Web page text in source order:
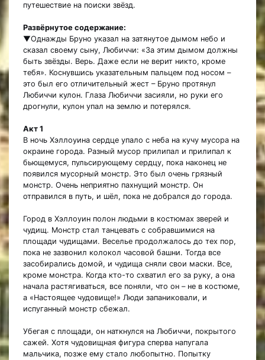
путешествие на поиски звёзд.
Развёрнутое содержание:
▼Однажды Бруно указал на затянутое дымом небо и
сказал своему сыну, Любиччи: «За этим дымом должны
быть звёзды. Верь. Даже если не верит никто, кроме
тебя». Коснувшись указательным пальцем под носом –
это был его отличительный жест – Бруно протянул
Любиччи кулон. Глаза Любиччи засияли, но руки его
дрогнули, кулон упал на землю и потерялся.
Акт 1
В ночь Хэллоуина сердце упало с неба на кучу мусора на
окраине города. Разный мусор прилипал и прилипал к
бьющемуся, пульсирующему сердцу, пока наконец не
появился мусорный монстр. Это был очень грязный
монстр. Очень неприятно пахнущий монстр. Он
отправился в путь, и шёл, пока не добрался до города.
Город в Хэллоуин полон людьми в костюмах зверей и
чудищ. Монстр стал танцевать с собравшимися на
площади чудищами. Веселье продолжалось до тех пор,
пока не зазвонил колокол часовой башни. Тогда все
засобирались домой, и чудища сняли свои маски. Все,
кроме монстра. Когда кто-то схватил его за руку, а она
начала растягиваться, все поняли, что он – не в костюме,
а «Настоящее чудовище!» Люди запаниковали, и
испуганный монстр сбежал.
Убегая с площади, он наткнулся на Любиччи, покрытого
сажей. Хотя чудовищная фигура сперва напугала
мальчика, позже ему стало любопытно. Попытку